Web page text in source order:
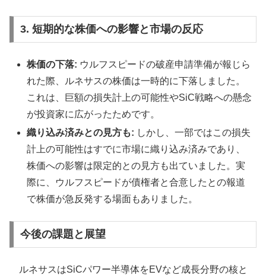
3. 短期的な株価への影響と市場の反応
株価の下落: ウルフスピードの破産申請準備が報じら
れた際、ルネサスの株価は一時的に下落しました。
これは、巨額の損失計上の可能性やSiC戦略への懸念
が投資家に広がったためです。
織り込み済みとの見方も: しかし、一部ではこの損失
計上の可能性はすでに市場に織り込み済みであり、
株価への影響は限定的との見方も出ていました。実
際に、ウルフスピードが債権者と合意したとの報道
で株価が急反発する場面もありました。
今後の課題と展望
ルネサスはSiCパワー半導体をEVなど成長分野の核と